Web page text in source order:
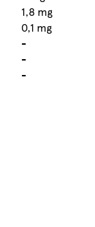
1,8 mg
0,1 mg
-
-
-